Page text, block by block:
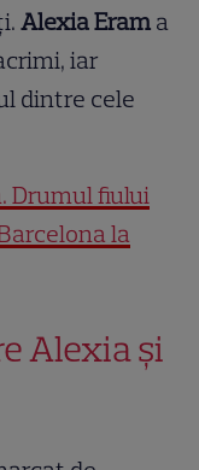
Alexia Eram a
iar
dintre cele
Drumul fiului
la
Alexia și